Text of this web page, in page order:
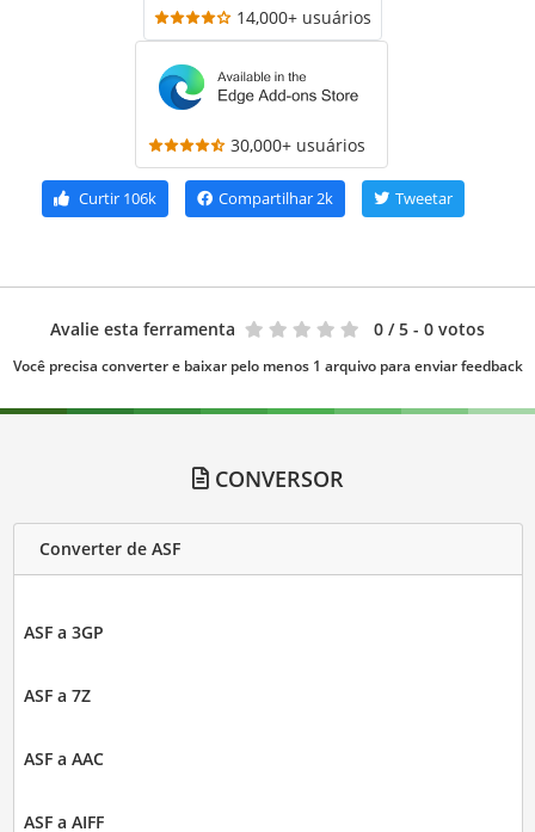
14,000+ usuários
30,000+ usuários
Curtir 106k Compartilhar2k Tweetar
Avalie esta ferramenta 0 / 5 - 0 votos
Você precisa converter e baixar pelo menos 1 arquivo para enviar feedback
CONVERSOR
Converter de ASF
ASF a 3GP
ASF a 7Z
ASF a AAC
ASF a AIFF